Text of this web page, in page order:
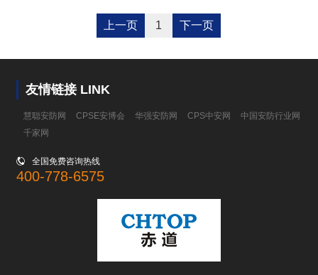
上一页 1 下一页
友情链接 LINK
慧聪安防网 CPSE安博会 华强安防网 CPS中安网
中国安防行业网
千家网
 全国免费咨询热线
400-778-6575